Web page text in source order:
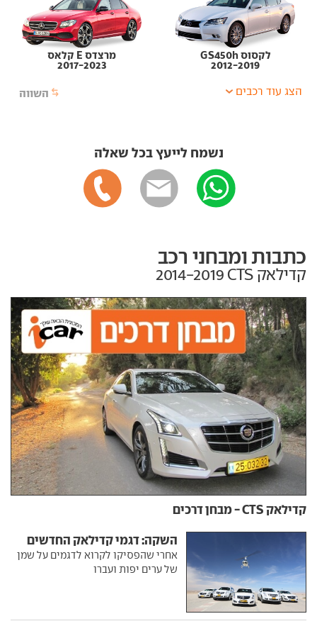
לקסוס GS450h
2012-2019
מרצדס E קלאס
2017-2023
השווה הצג עוד רכבים
נשמח לייעץ בכל שאלה
כתבות ומבחני רכב
קדילאק CTS‏ 2014-2019
קדילאק CTS - מבחן דרכים
השקה: דגמי קדילאק החדשים
אחרי שהפסיקו לקרוא לדגמים על שמן
של ערים יפות ועברו